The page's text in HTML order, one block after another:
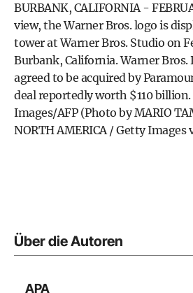
BURBANK, CALIFORNIA -
view, the Warner Bros. logo is
tower at Warner Bros. Studio on
Burbank, California. Warner Bros.
agreed to be acquired by
deal reportedly worth $110
Images/AFP (Photo by MARIO
NORTH AMERICA / Getty Images
Über die Autoren
APA